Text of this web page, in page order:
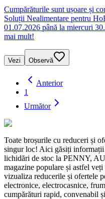
Cumpărăturile sunt ușoare și
Soluții Nealimentare pentru
01.07.2026 până la miercuri
mai mult!
Vezi Observă
Anterior
1
Următor
Toate broșurile cu reduceri și
singur loc! Aici găsiți informații
lichidări de stoc la PENNY,
magazine populare și astfel
vizualiza reducerile și ofertele
electronice, electrocasnice,
cumpărături rapid, convenabil